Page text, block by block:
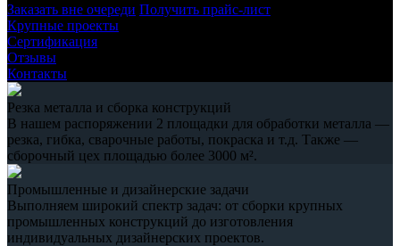
Заказать вне очереди Получить прайс-лист
Крупные проекты
Сертификация
Отзывы
Контакты
Резка металла и сборка конструкций
В нашем распоряжении 2 площадки для обработки металла —
резка, гибка, сварочные работы, покраска и т.д. Также —
сборочный цех площадью более 3000 м².
Промышленные и дизайнерские задачи
Выполняем широкий спектр задач: от сборки крупных
промышленных конструкций до изготовления
индивидуальных дизайнерских проектов.